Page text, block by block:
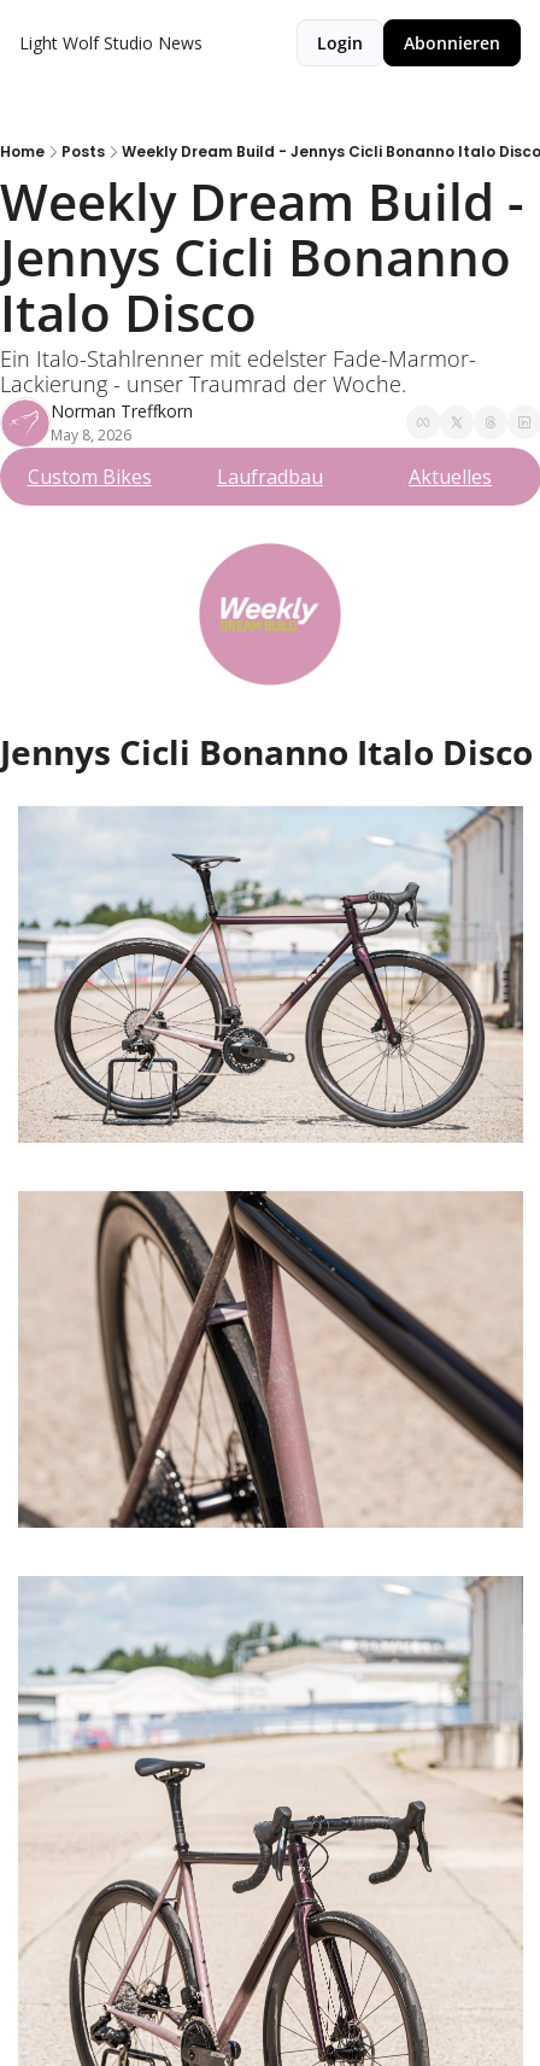
Light Wolf Studio News Login Abonnieren
Home Posts Weekly Dream Build - Jennys Cicli Bonanno Italo Disco
Weekly Dream Build -
Jennys Cicli Bonanno
Italo Disco
Ein Italo-Stahlrenner mit edelster Fade-Marmor-
Lackierung - unser Traumrad der Woche.
Norman Treffkorn
May 8, 2026
Custom Bikes Laufradbau Aktuelles
Jennys Cicli Bonanno Italo Disco